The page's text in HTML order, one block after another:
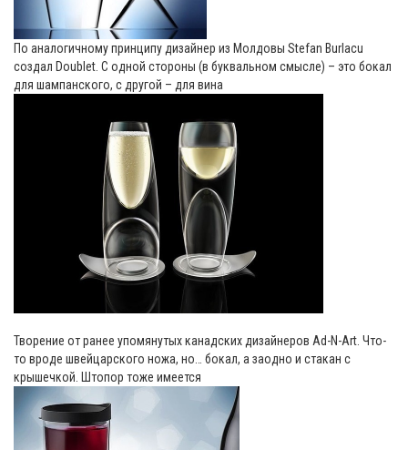
По аналогичному принципу дизайнер из Молдовы Stefan Burlacu
создал Doublet. С одной стороны (в буквальном смысле) – это бокал
для шампанского, с другой – для вина
Творение от ранее упомянутых канадских дизайнеров Ad-N-Art. Что-
то вроде швейцарского ножа, но… бокал, а заодно и стакан с
крышечкой. Штопор тоже имеется